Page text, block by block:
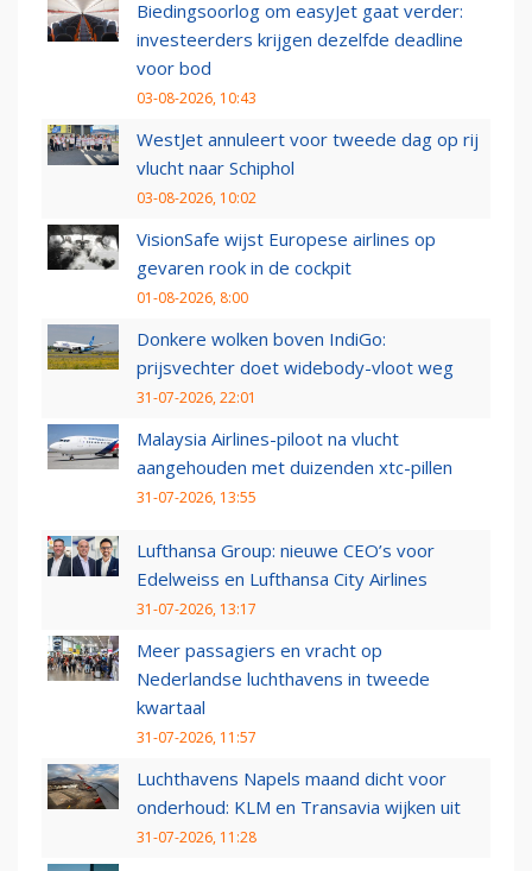
Biedingsoorlog om easyJet gaat verder:
investeerders krijgen dezelfde deadline
voor bod
03-08-2026, 10:43
WestJet annuleert voor tweede dag op rij
vlucht naar Schiphol
03-08-2026, 10:02
VisionSafe wijst Europese airlines op
gevaren rook in de cockpit
01-08-2026, 8:00
Donkere wolken boven IndiGo:
prijsvechter doet widebody-vloot weg
31-07-2026, 22:01
Malaysia Airlines-piloot na vlucht
aangehouden met duizenden xtc-pillen
31-07-2026, 13:55
Lufthansa Group: nieuwe CEO’s voor
Edelweiss en Lufthansa City Airlines
31-07-2026, 13:17
Meer passagiers en vracht op
Nederlandse luchthavens in tweede
kwartaal
31-07-2026, 11:57
Luchthavens Napels maand dicht voor
onderhoud: KLM en Transavia wijken uit
31-07-2026, 11:28